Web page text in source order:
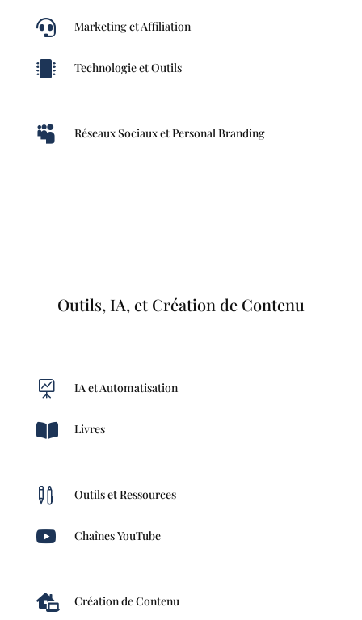
 Marketing et Affiliation
 Technologie et Outils
 Réseaux Sociaux et Personal Branding
Outils, IA, et Création de Contenu
 IA et Automatisation
 Livres
 Outils et Ressources
 Chaînes YouTube
 Création de Contenu